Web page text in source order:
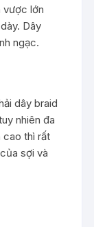
vược lớn
Dây
ngạc.
dây braid
nhiên đa
cao thì rất
sợi và